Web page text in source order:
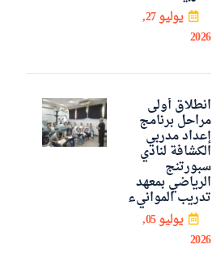
يوليو 27,
2026
انطلاق أولى
مراحل برنامج
إعداد مدربي
الكشافة لنادي
سبورتنج
الرياضي بمعهد
تدريب الموانيء
يوليو 05,
2026